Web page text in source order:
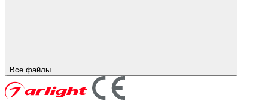
Все файлы